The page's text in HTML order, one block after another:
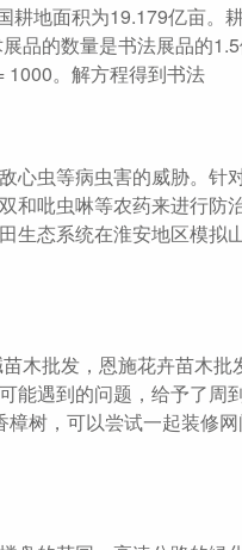
耕地面积为19.179亿亩。
品的数量是书法展品的
1000。解方程得到书法
心虫等病虫害的威胁。针
吡虫啉等农药来进行防
生态系统在淮安地区模拟
木批发，恩施花卉苗木批
能遇到的问题，给予了周
树，可以尝试一起装修